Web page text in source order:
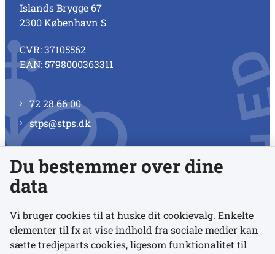
Islands Brygge 67
2300 København S
CVR: 37105562
EAN: 5798000363311
72 28 66 00
stps@stps.dk
Se alle kontaktnumre
Links
Du bestemmer over dine
data
Vi bruger cookies til at huske dit cookievalg. Enkelte
elementer til fx at vise indhold fra sociale medier kan
sætte tredjeparts cookies, ligesom funktionalitet til